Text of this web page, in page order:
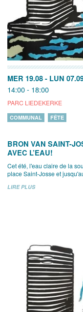
MER 19.08 - LUN
14:00 - 18:00
PARC LIEDEKERKE
COMMUNAL FÊTE
BRON VAN SAINT-
AVEC L’EAU!
Cet été, l'eau claire de la
place Saint-Josse et
LIRE PLUS